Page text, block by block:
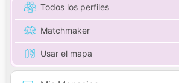
Todos los perfiles
Matchmaker
Usar el mapa